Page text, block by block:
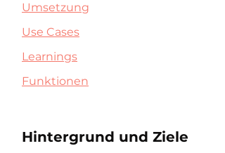
Umsetzung
Use Cases
Learnings
Funktionen
Hintergrund und Ziele